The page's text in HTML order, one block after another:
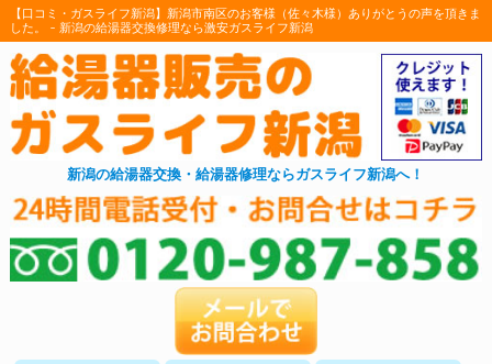
【口コミ・ガスライフ新潟】新潟市南区のお客様（佐々木様）ありがとうの声を頂きま
した。 - 新潟の給湯器交換修理なら激安ガスライフ新潟
新潟の給湯器交換・給湯器修理ならガスライフ新潟へ！